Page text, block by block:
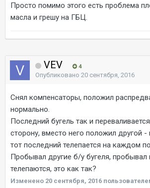
Просто помимо этого есть проблема
масла и грешу на ГБЦ.
VEV 4
Опубликовано 20 сентября, 2016
Снял компенсаторы, положил
нормально.
Последний бугель так и
сторону, вместо него положил другой
тот последний телепается на каждом
Пробывал другие б/у бугеля, пробывал
телепаются, это как так?
Изменено 20 сентября, 2016